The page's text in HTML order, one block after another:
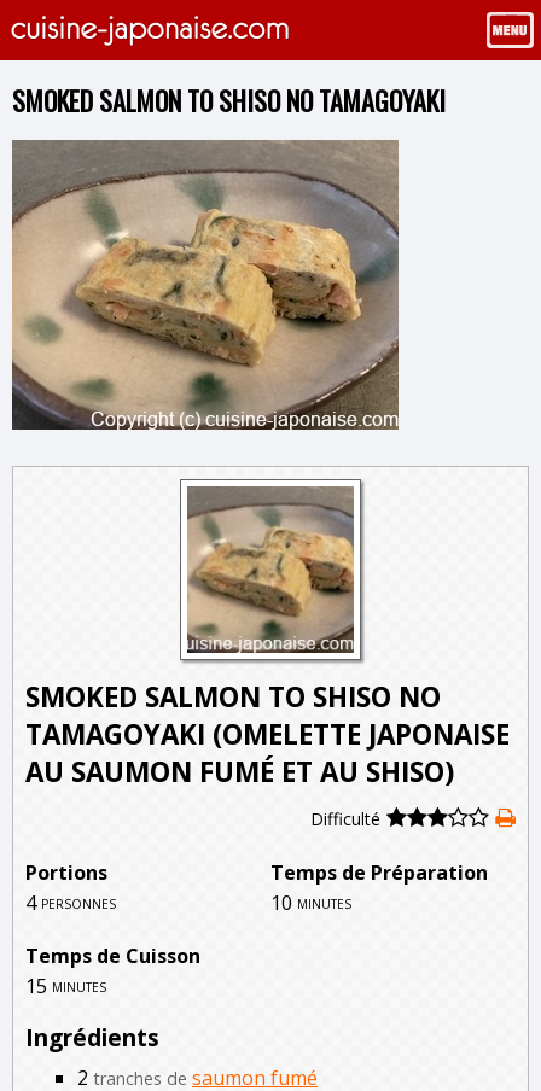
SMOKED SALMON TO SHISO NO TAMAGOYAKI
SMOKED SALMON TO SHISO NO
TAMAGOYAKI (OMELETTE JAPONAISE
AU SAUMON FUMÉ ET AU SHISO)
Difficulté
Portions
Temps de Préparation
4 personnes 10 minutes
Temps de Cuisson
15 minutes
Ingrédients
2 tranches de saumon fumé